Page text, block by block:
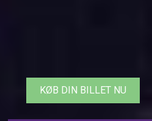
KØB DIN BILLET NU